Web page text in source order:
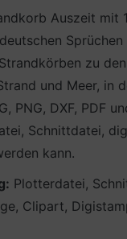
Auszeit mit
Sprüchen
zu
und Meer, in
PNG, DXF, PDF
Schnittdatei,
kann.
Plotterdatei,
Clipart,